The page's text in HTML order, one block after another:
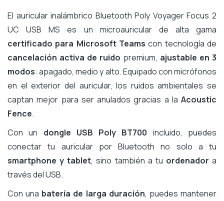
El auricular inalámbrico Bluetooth Poly Voyager Focus 2
UC USB MS es un microauricular de alta gama
certificado para Microsoft Teams con tecnología de
cancelación activa de ruido premium, ajustable en 3
modos: apagado, medio y alto. Equipado con micrófonos
en el exterior del auricular, los ruidos ambientales se
captan mejor para ser anulados gracias a la Acoustic
Fence.
Con un dongle USB Poly BT700 incluido, puedes
conectar tu auricular por Bluetooth no solo a tu
smartphone y tablet, sino también a tu ordenador a
través del USB.
Con una batería de larga duración, puedes mantener